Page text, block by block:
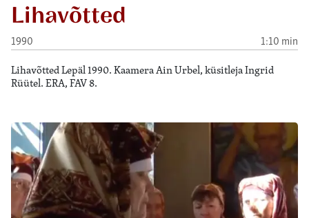
Lihavõtted
1990 1:10 min
Lihavõtted Lepäl 1990. Kaamera Ain Urbel, küsitleja Ingrid
Rüütel. ERA, FAV 8.